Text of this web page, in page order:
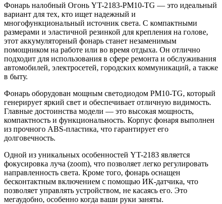
Фонарь налобный Огонь YT-2183-PM10-TG — это идеальный
вариант для тех, кто ищет надежный и
многофункциональный источник света. С компактными
размерами и эластичной резинкой для крепления на голове,
этот аккумуляторный фонарь станет незаменимым
помощником на работе или во время отдыха. Он отлично
подходит для использования в сфере ремонта и обслуживания
автомобилей, электросетей, городских коммуникаций, а также
в быту.
Фонарь оборудован мощным светодиодом PM10-TG, который
генерирует яркий свет и обеспечивает отличную видимость.
Главные достоинства модели — это высокая мощность,
компактность и функциональность. Корпус фонаря выполнен
из прочного ABS-пластика, что гарантирует его
долговечность.
Одной из уникальных особенностей YT-2183 является
фокусировка луча (zoom), что позволяет легко регулировать
направленность света. Кроме того, фонарь оснащен
бесконтактным включением с помощью ИК-датчика, что
позволяет управлять устройством, не касаясь его. Это
мегаудобно, особенно когда ваши руки заняты.